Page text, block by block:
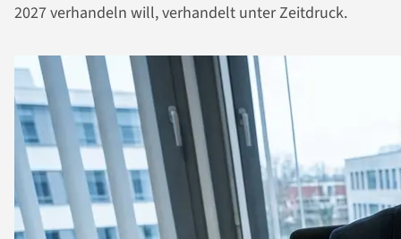
2027 verhandeln will, verhandelt unter Zeitdruck.